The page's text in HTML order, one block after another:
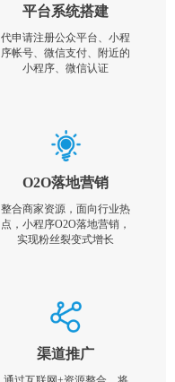
平台系统搭建
代申请注册公众平台、小程
序帐号、微信支付、附近的
小程序、微信认证
O2O落地营销
整合商家资源，面向行业热
点，小程序O2O落地营销，
实现粉丝裂变式增长
渠道推广